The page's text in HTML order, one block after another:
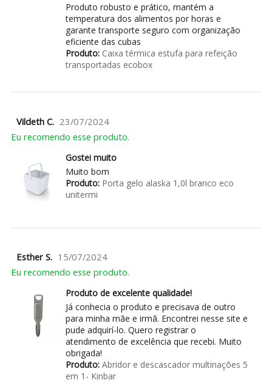
Produto robusto e prático, mantém a
temperatura dos alimentos por horas e
garante transporte seguro com organização
eficiente das cubas
Produto:Caixa térmica estufa para refeição
transportadas ecobox
Vildeth C. 23/07/2024
Eu recomendo esse produto.
Gostei muito
Muito bom
Produto:Porta gelo alaska 1,0l branco eco
unitermi
Esther S. 15/07/2024
Eu recomendo esse produto.
Produto de excelente qualidade!
Já conhecia o produto e precisava de outro
para minha mãe e irmã. Encontrei nesse site e
pude adquirí-lo. Quero registrar o
atendimento de excelência que recebi. Muito
obrigada!
Produto:Abridor e descascador multinações 5
em 1- Kinbar